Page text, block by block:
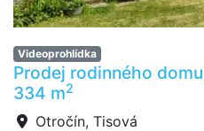
Videoprohlídka
Prodej rodinného
334 m2
Otročín, Tisová